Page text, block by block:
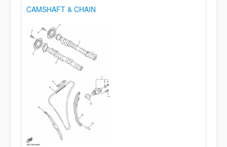
CAMSHAFT & CHAIN